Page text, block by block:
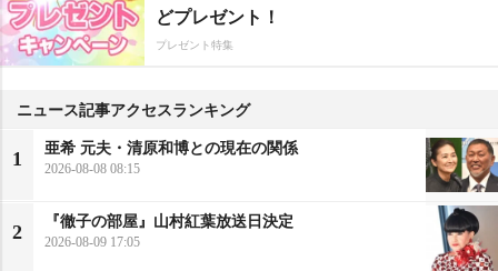
どプレゼント！
プレゼント特集
ニュース記事アクセスランキング
1
亜希 元夫・清原和博との現在の関係
2026-08-08 08:15
2
『徹子の部屋』山村紅葉放送日決定
2026-08-09 17:05